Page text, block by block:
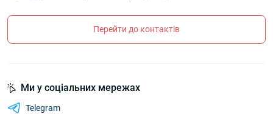
Перейти до контактів
Ми у соціальних мережах
Telegram